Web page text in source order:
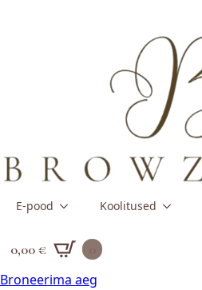
E-pood Koolitused
0,00€
Broneerima aeg